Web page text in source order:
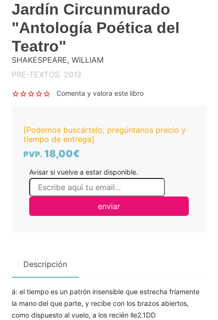
Jardín Circunmurado
"Antología Poética del
Teatro"
SHAKESPEARE, WILLIAM
PRE-TEXTOS. 2012
Comenta y valora este libro
[Podemos buscártelo, pregúntanos precio y
tiempo de entrega]
PVP. 18,00€
Avisar si vuelve a estar disponible.
enviar
Descripción
á: el tiempo es un patrón insensible que estrecha fríamente
la mano del que parte, y recibe con los brazos abiertos,
como dispuesto al vuelo, a los recién lle2.1DD